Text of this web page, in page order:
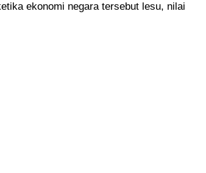
ekonomi negara tersebut lesu, nilai